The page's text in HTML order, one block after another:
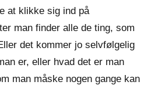
at klikke sig ind på
man finder alle de ting, som
det kommer jo selvfølgelig
er, eller hvad det er man
man måske nogen gange kan